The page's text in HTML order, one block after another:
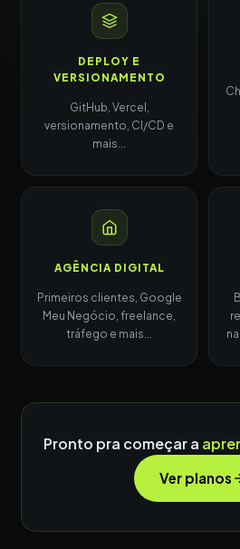
DEPLOY E
VERSIONAMENTO
GitHub, Vercel,
versionamento, CI/CD e
mais...
AGÊNCIA DIGITAL
Primeiros clientes, Google
Meu Negócio, freelance,
tráfego e mais...
Pronto pra começar a
Ver planos